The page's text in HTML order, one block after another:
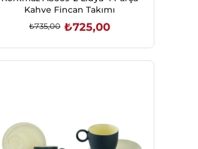
Kahve Fincan Takımı
₺725,00
₺735,00